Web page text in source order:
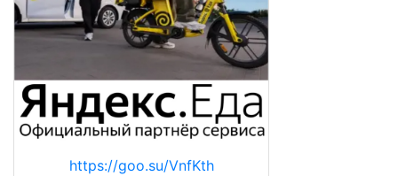
https://goo.su/VnfKth